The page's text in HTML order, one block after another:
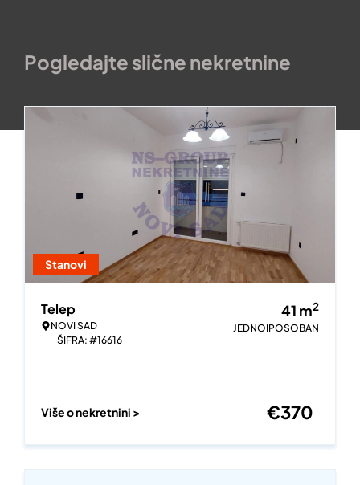
Pogledajte slične nekretnine
Stanovi
Telep
NOVI SAD
ŠIFRA: #16616
41 m2
JEDNOIPOSOBAN
Više o nekretnini > €370